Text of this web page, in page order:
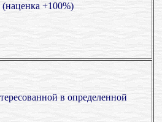
+100%)
в определенной